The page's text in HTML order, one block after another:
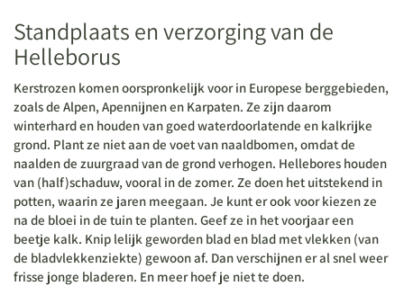
Standplaats en verzorging van de
Helleborus
Kerstrozen komen oorspronkelijk voor in Europese berggebieden,
zoals de Alpen, Apennijnen en Karpaten. Ze zijn daarom
winterhard en houden van goed waterdoorlatende en kalkrijke
grond. Plant ze niet aan de voet van naaldbomen, omdat de
naalden de zuurgraad van de grond verhogen. Hellebores houden
van (half)schaduw, vooral in de zomer. Ze doen het uitstekend in
potten, waarin ze jaren meegaan. Je kunt er ook voor kiezen ze
na de bloei in de tuin te planten. Geef ze in het voorjaar een
beetje kalk. Knip lelijk geworden blad en blad met vlekken (van
de bladvlekkenziekte) gewoon af. Dan verschijnen er al snel weer
frisse jonge bladeren. En meer hoef je niet te doen.